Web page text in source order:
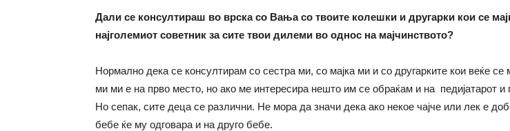
Дали се консултираш во врска со Вања со твоите колешки и другарки кои се
најголемиот советник за сите твои дилеми во однос на мајчинството?
Нормално дека се консултирам со сестра ми, со мајка ми и со другарките кои веќе се
ми ми е на прво место, но ако ме интересира нешто им се обраќам и на педијатарот и
Но сепак, сите деца се различни. Не мора да значи дека ако некое чајче или лек е
бебе ќе му одговара и на друго бебе.